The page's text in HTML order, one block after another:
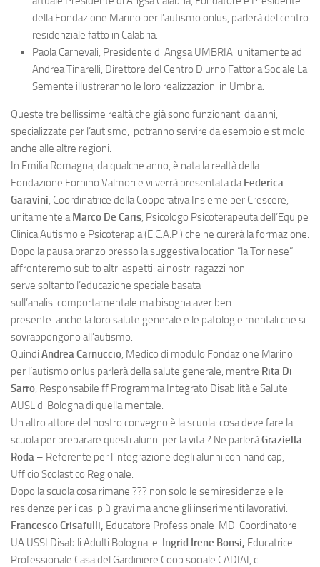
della Fondazione Marino per l’autismo onlus, parlerà del centro
residenziale fatto in Calabria.
Paola Carnevali, Presidente di Angsa UMBRIA unitamente ad
Andrea Tinarelli, Direttore del Centro Diurno Fattoria Sociale La
Semente illustreranno le loro realizzazioni in Umbria.
Queste tre bellissime realtà che già sono funzionanti da anni,
specializzate per l’autismo, potranno servire da esempio e stimolo
anche alle altre regioni.
In Emilia Romagna, da qualche anno, è nata la realtà della
Fondazione Fornino Valmori e vi verrà presentata da Federica
Garavini, Coordinatrice della Cooperativa Insieme per Crescere,
unitamente aMarco De Caris, Psicologo Psicoterapeuta dell’Equipe
Clinica Autismo e Psicoterapia (E.C.A.P.) che ne curerà la formazione.
Dopo la pausa pranzo presso la suggestiva location “la Torinese”
affronteremo subito altri aspetti: ai nostri ragazzi non
serve soltanto l’educazione speciale basata
sull’analisi comportamentale ma bisogna aver ben
presente anche la loro salute generale e le patologie mentali che si
sovrappongono all’autismo.
Quindi Andrea Carnuccio, Medico di modulo Fondazione Marino
per l’autismo onlus parlerà della salute generale, mentre Rita Di
Sarro, Responsabile ff Programma Integrato Disabilità e Salute
AUSL di Bologna di quella mentale.
Un altro attore del nostro convegno è la scuola: cosa deve fare la
scuola per preparare questi alunni per la vita ? Ne parleràGraziella
Roda – Referente per l’integrazione degli alunni con handicap,
Ufficio Scolastico Regionale.
Dopo la scuola cosa rimane ??? non solo le semiresidenze e le
residenze per i casi più gravi ma anche gli inserimenti lavorativi.
Francesco Crisafulli, Educatore Professionale MD Coordinatore
UA USSI Disabili Adulti Bologna e Ingrid Irene Bonsi, Educatrice
Professionale Casa del Gardiniere Coop sociale CADIAI, ci